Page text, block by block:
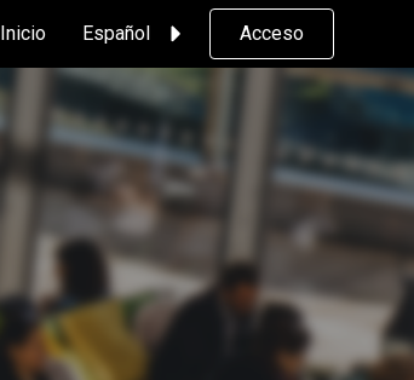
Inicio Español Acceso